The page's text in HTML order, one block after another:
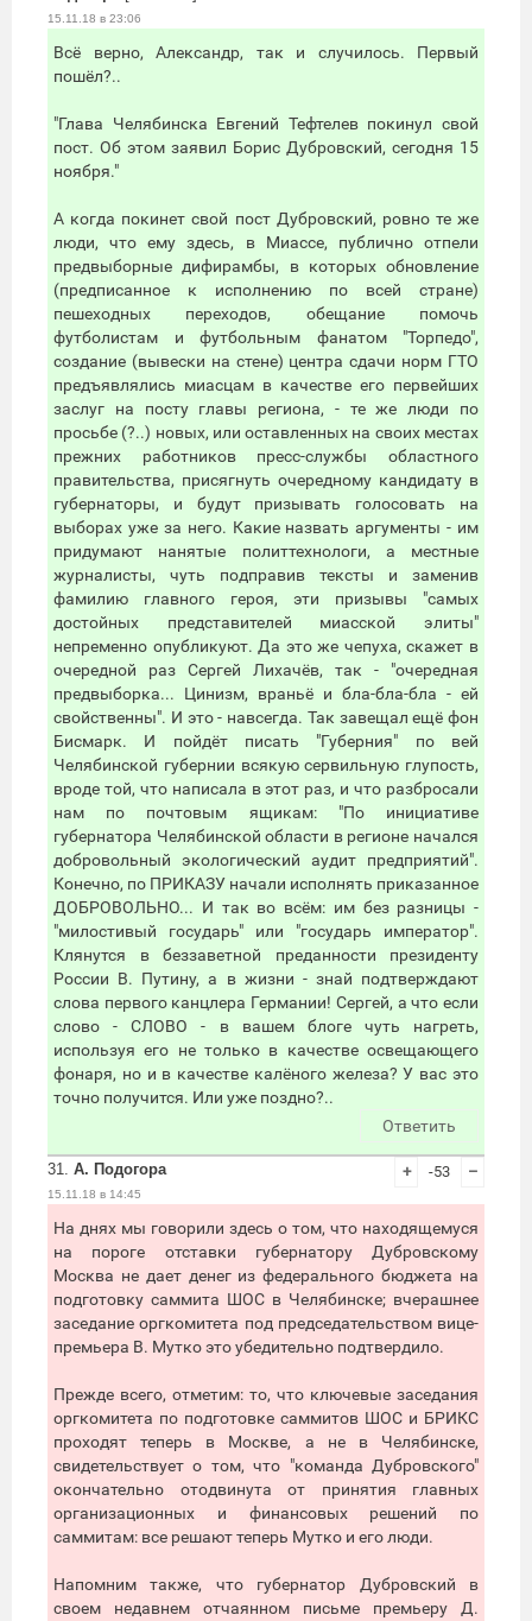
15.11.18 в 23:06
Всё верно, Александр, так и случилось. Первый
пошёл?..
"Глава Челябинска Евгений Тефтелев покинул свой
пост. Об этом заявил Борис Дубровский, сегодня 15
ноября."
А когда покинет свой пост Дубровский, ровно те же
люди, что ему здесь, в Миассе, публично отпели
предвыборные дифирамбы, в которых обновление
(предписанное к исполнению по всей стране)
пешеходных переходов, обещание помочь
футболистам и футбольным фанатом "Торпедо",
создание (вывески на стене) центра сдачи норм ГТО
предъявлялись миасцам в качестве его первейших
заслуг на посту главы региона, - те же люди по
просьбе (?..) новых, или оставленных на своих местах
прежних работников пресс-службы областного
правительства, присягнуть очередному кандидату в
губернаторы, и будут призывать голосовать на
выборах уже за него. Какие назвать аргументы - им
придумают нанятые политтехнологи, а местные
журналисты, чуть подправив тексты и заменив
фамилию главного героя, эти призывы "самых
достойных представителей миасской элиты"
непременно опубликуют. Да это же чепуха, скажет в
очередной раз Сергей Лихачёв, так - "очередная
предвыборка... Цинизм, враньё и бла-бла-бла - ей
свойственны". И это - навсегда. Так завещал ещё фон
Бисмарк. И пойдёт писать "Губерния" по вей
Челябинской губернии всякую сервильную глупость,
вроде той, что написала в этот раз, и что разбросали
нам по почтовым ящикам: "По инициативе
губернатора Челябинской области в регионе начался
добровольный экологический аудит предприятий".
Конечно, по ПРИКАЗУ начали исполнять приказанное
ДОБРОВОЛЬНО... И так во всём: им без разницы -
"милостивый государь" или "государь император".
Клянутся в беззаветной преданности президенту
России В. Путину, а в жизни - знай подтверждают
слова первого канцлера Германии! Сергей, а что если
слово - СЛОВО - в вашем блоге чуть нагреть,
используя его не только в качестве освещающего
фонаря, но и в качестве калёного железа? У вас это
точно получится. Или уже поздно?..
Ответить
31. А. Подогора
15.11.18 в 14:45
+ -53 –
На днях мы говорили здесь о том, что находящемуся
на пороге отставки губернатору Дубровскому
Москва не дает денег из федерального бюджета на
подготовку саммита ШОС в Челябинске; вчерашнее
заседание оргкомитета под председательством вице-
премьера В. Мутко это убедительно подтвердило.
Прежде всего, отметим: то, что ключевые заседания
оргкомитета по подготовке саммитов ШОС и БРИКС
проходят теперь в Москве, а не в Челябинске,
свидетельствует о том, что "команда Дубровского"
окончательно отодвинута от принятия главных
организационных и финансовых решений по
саммитам: все решают теперь Мутко и его люди.
Напомним также, что губернатор Дубровский в
своем недавнем отчаянном письме премьеру Д.